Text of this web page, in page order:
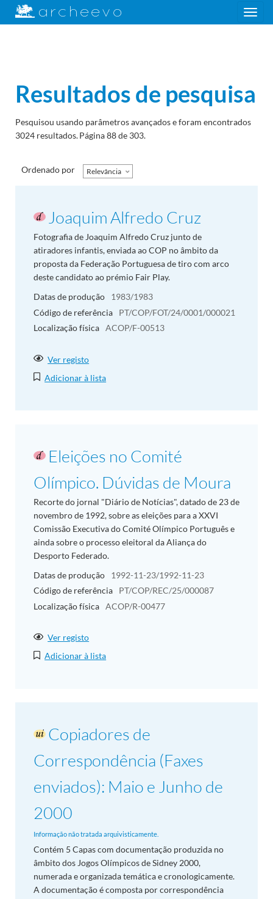
Toggle
navigation
Resultados de pesquisa
Pesquisou usando parâmetros avançados e foram encontrados
3024 resultados.Página 88 de 303.
Ordenado por Relevância
Joaquim Alfredo Cruz
Fotografia de Joaquim Alfredo Cruz junto de
atiradores infantis, enviada ao COP no âmbito da
proposta da Federação Portuguesa de tiro com arco
deste candidato ao prémio Fair Play.
Datas de produção
1983/1983
Código de referência
PT/COP/FOT/24/0001/000021
Localização física ACOP/F-00513
Ver registo
Adicionar à lista
Eleições no Comité
Olímpico. Dúvidas de Moura
Recorte do jornal "Diário de Notícias", datado de 23 de
novembro de 1992, sobre as eleições para a XXVI
Comissão Executiva do Comité Olímpico Português e
ainda sobre o processo eleitoral da Aliança do
Desporto Federado.
Datas de produção
1992-11-23/1992-11-23
Código de referência
PT/COP/REC/25/000087
Localização física ACOP/R-00477
Ver registo
Adicionar à lista
Copiadores de
Correspondência (Faxes
enviados): Maio e Junho de
2000
Informação não tratada arquivisticamente.
Contém 5 Capas com documentação produzida no
âmbito dos Jogos Olímpicos de Sidney 2000,
numerada e organizada temática e cronologicamente.
A documentação é composta por correspondência